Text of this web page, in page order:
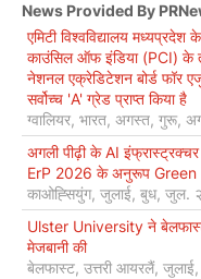
News Provided By
एमिटी विश्वविद्यालय
काउंसिल ऑफ इंडिया (PCI) के
नेशनल एक्रेडिटेशन बोर्ड फॉर
सर्वोच्च 'A' ग्रेड प्राप्त किया है
ग्वालियर, भारत, अगस्त, गुरू,
अगली पीढ़ी के AI
ErP 2026 के अनुरूप Green
काओह्सियुंग, जुलाई, बुध, जुल.
Ulster University ने
मेजबानी की
बेलफास्ट, उत्तरी आयरलैं,